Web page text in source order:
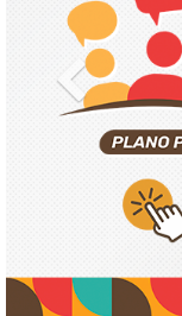
Previous